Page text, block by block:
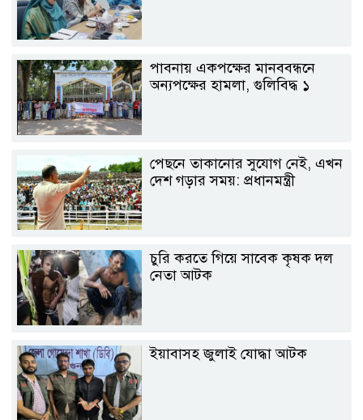
পাবনায় একপক্ষের মানববন্ধনে
অন্যপক্ষের হামলা, গুলিবিদ্ধ ১
পেছনে তাকানোর সুযোগ নেই, এখন
দেশ গড়ার সময়: প্রধানমন্ত্রী
চুরি করতে গিয়ে সাবেক কৃষক দল
নেতা আটক
ইয়াবাসহ জুলাই যোদ্ধা আটক